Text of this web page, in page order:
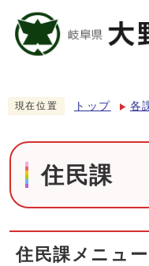
現在位置 トップ 各
住民課
住民課メニュー